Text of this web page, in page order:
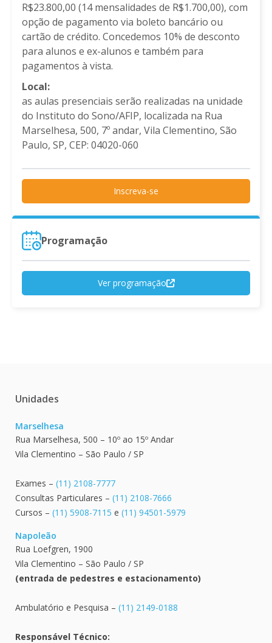
R$23.800,00 (14 mensalidades de R$1.700,00), com
opção de pagamento via boleto bancário ou
cartão de crédito. Concedemos 10% de desconto
para alunos e ex-alunos e também para
pagamentos à vista.
Local:
as aulas presenciais serão realizadas na unidade
do Instituto do Sono/AFIP, localizada na Rua
Marselhesa, 500, 7º andar, Vila Clementino, São
Paulo, SP, CEP: 04020-060
Inscreva-se
Programação
Ver programação
Unidades
Marselhesa
Rua Marselhesa, 500 – 10º ao 15º Andar
Vila Clementino – São Paulo / SP
Exames – (11) 2108-7777
Consultas Particulares – (11) 2108-7666
Cursos – (11) 5908-7115 e (11) 94501-5979
Napoleão
Rua Loefgren, 1900
Vila Clementino – São Paulo / SP
(entrada de pedestres e estacionamento)
Ambulatório e Pesquisa – (11) 2149-0188
Responsável Técnico: